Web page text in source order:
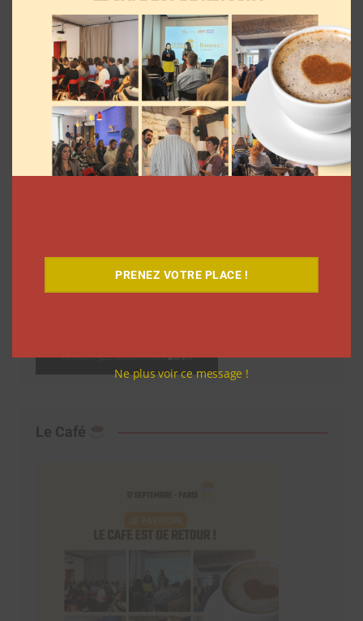
des
articles
Découvrez notre documentaire
Le Café
PRENEZ VOTRE PLACE !
Ne plus voir ce message !